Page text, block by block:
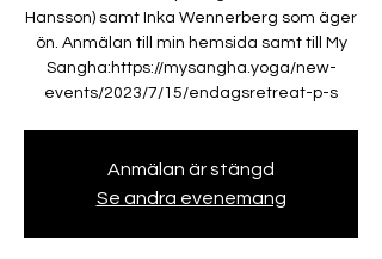
Hansson) samt Inka Wennerberg som äger
ön. Anmälan till min hemsida samt till My
Sangha:https://mysangha.yoga/new-
events/2023/7/15/endagsretreat-p-s
Anmälan är stängd
Se andra evenemang